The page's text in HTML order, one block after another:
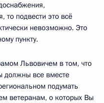
то подвести это всё
невозможно. Это
пункту.
Львовичем в том, что
должны все вместе
подумать
ветеранам, о которых Вы